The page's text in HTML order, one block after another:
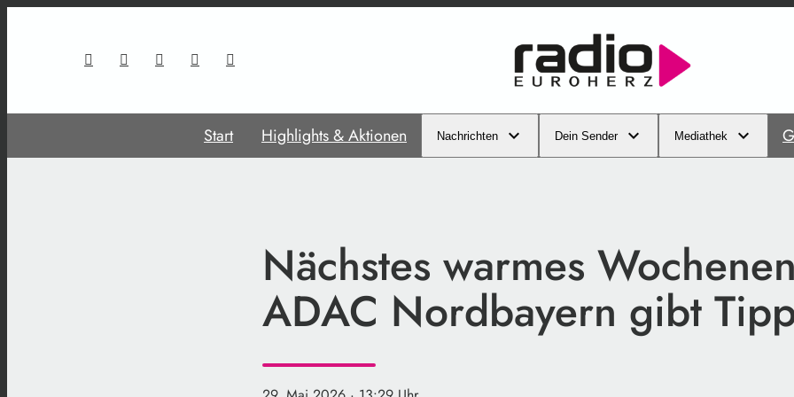
Start Highlights & Aktionen Nachrichten Dein Sender Mediathek
Nächstes warmes
ADAC Nordbayern gibt